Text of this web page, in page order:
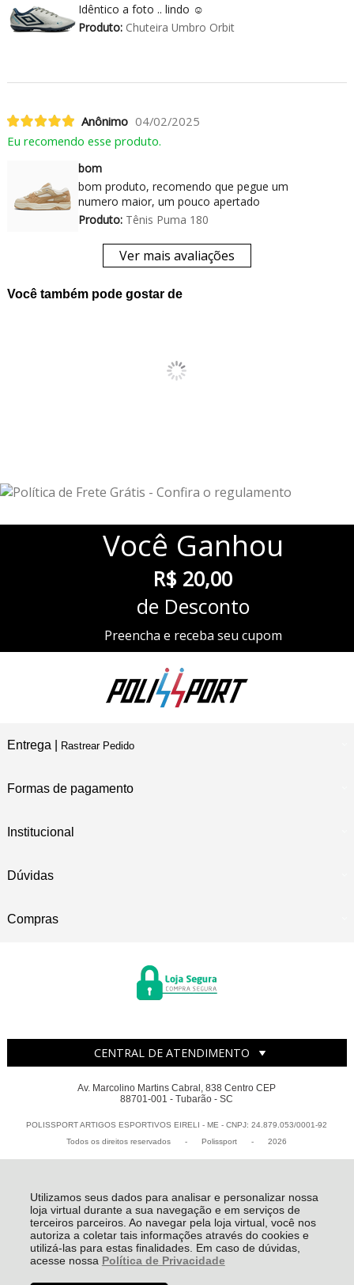
Utilizamos seus dados para analisar e personalizar nossa
loja virtual durante a sua navegação e em serviços de
terceiros parceiros. Ao navegar pela loja virtual, você nos
autoriza a coletar tais informações através do cookies e
utilizá-las para estas finalidades. Em caso de dúvidas,
acesse nossa Política de Privacidade
Idêntico a foto .. lindo ☺️
Produto:Chuteira Umbro Orbit
Anônimo 04/02/2025
Eu recomendo esse produto.
bom
bom produto, recomendo que pegue um
numero maior, um pouco apertado
Produto:Tênis Puma 180
Ver mais avaliações
Você também pode gostar de
Você Ganhou
R$ 20,00
de Desconto
Preencha e receba seu cupom
Entrega | Rastrear Pedido
Formas de pagamento
Institucional
Dúvidas
Compras
CENTRAL DE ATENDIMENTO
Av. Marcolino Martins Cabral, 838 Centro CEP
88701-001 - Tubarão - SC
POLISSPORT ARTIGOS ESPORTIVOS EIRELI - ME - CNPJ: 24.879.053/0001-92
Todos os direitos reservados
- Polissport - 2026